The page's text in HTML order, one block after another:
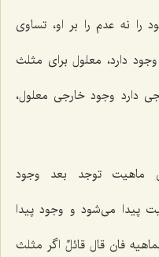
را نه عدم را بر او، تساوى
دارد، معلول براى مثلث
دارد وجود خارجى معلول،
ماهیتتوجد بعد وجود
پیدا مى‌شود و وجود پیدا
فان قال قائلٌ اگر مثلث